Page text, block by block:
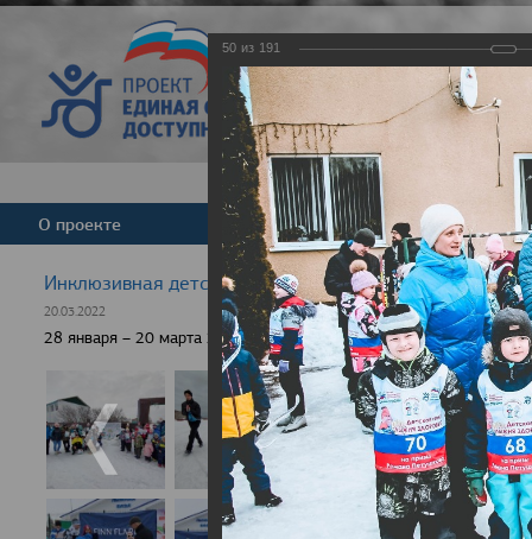
Версия для
О проекте Команда Новости
Инклюзивная детская гонка "Лыжня здоровья" 2022
20.03.2022
28 января – 20 марта 2022 г., 10 населенных пунктов России,
50 из 191